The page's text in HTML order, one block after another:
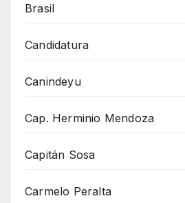
Brasil
Candidatura
Canindeyu
Cap. Herminio Mendoza
Capitán Sosa
Carmelo Peralta